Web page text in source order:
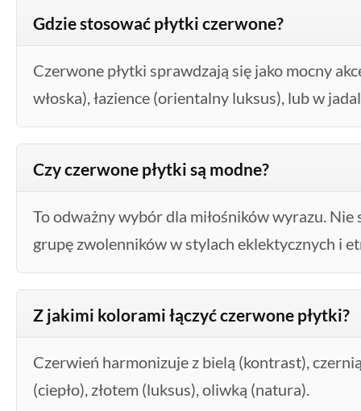
Gdzie stosować płytki czerwone?
Czerwone płytki sprawdzają się jako mocny
włoska), łazience (orientalny luksus), lub w
Czy czerwone płytki są modne?
To odważny wybór dla miłośników wyrazu. Nie
grupę zwolenników w stylach eklektycznych i
Z jakimi kolorami łączyć czerwone płytki?
Czerwień harmonizuje z bielą (kontrast),
(ciepło), złotem (luksus), oliwką (natura).